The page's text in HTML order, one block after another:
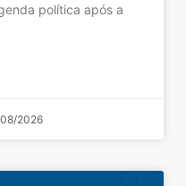
política após a
2026